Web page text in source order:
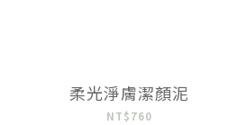
柔光淨膚潔顏泥
NT$760